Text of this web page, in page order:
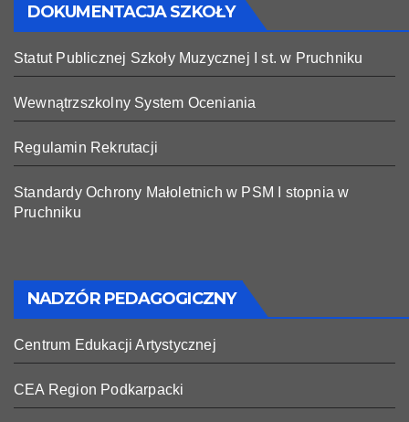
DOKUMENTACJA SZKOŁY
Statut Publicznej Szkoły Muzycznej I st. w Pruchniku
Wewnątrzszkolny System Oceniania
Regulamin Rekrutacji
Standardy Ochrony Małoletnich w PSM I stopnia w
Pruchniku
NADZÓR PEDAGOGICZNY
Centrum Edukacji Artystycznej
CEA Region Podkarpacki